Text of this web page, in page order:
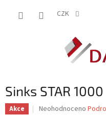
CZK
Sinks STAR 1000
Akce
Průměrné
Neohodnoceno